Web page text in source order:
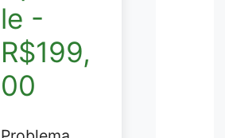
le -
R$199,
00